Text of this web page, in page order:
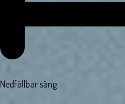
Nedfällbar säng